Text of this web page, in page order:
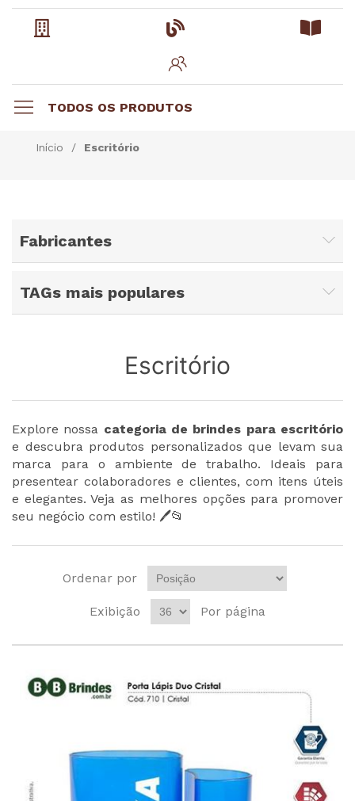
TODOS OS PRODUTOS
Início / Escritório
Fabricantes
TAGs mais populares
Escritório
Explore nossa categoria de brindes para escritório
e descubra produtos personalizados que levam sua
marca para o ambiente de trabalho. Ideais para
presentear colaboradores e clientes, com itens úteis
e elegantes. Veja as melhores opções para promover
seu negócio com estilo! 🖊️📂
Ordenar por
Exibição Por página